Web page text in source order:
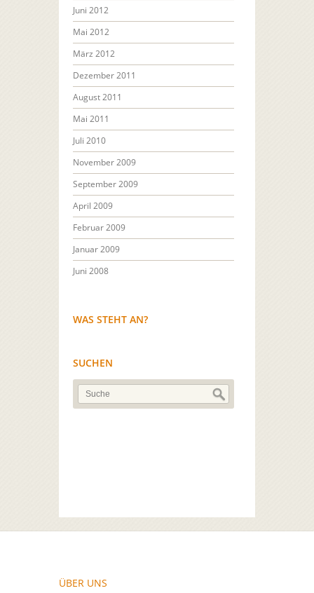
Juni 2012
Mai 2012
März 2012
Dezember 2011
August 2011
Mai 2011
Juli 2010
November 2009
September 2009
April 2009
Februar 2009
Januar 2009
Juni 2008
WAS STEHT AN?
SUCHEN
ÜBER UNS